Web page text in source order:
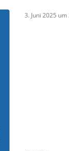
3. Juni 2025 um